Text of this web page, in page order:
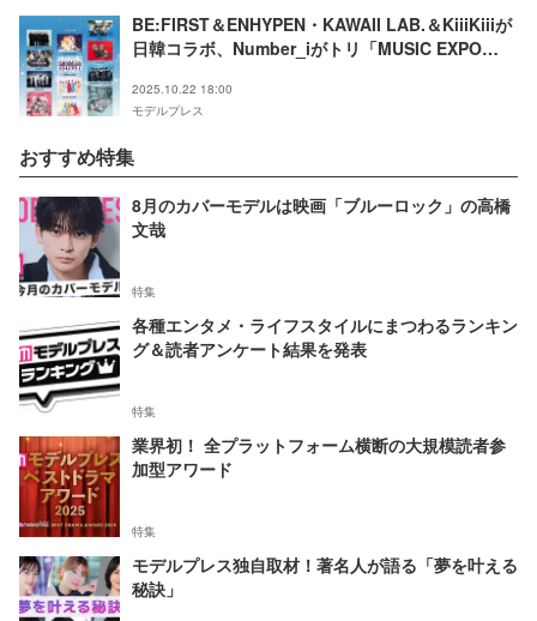
BE:FIRST＆ENHYPEN・KAWAII LAB.＆KiiiKiiiが
日韓コラボ、Number_iがトリ「MUSIC EXPO
【見どころ】
2025.10.22 18:00
モデルプレス
おすすめ特集
8月のカバーモデルは映画「ブルーロック」の高橋
文哉
特集
各種エンタメ・ライフスタイルにまつわるランキン
グ＆読者アンケート結果を発表
特集
業界初！ 全プラットフォーム横断の大規模読者参
加型アワード
特集
モデルプレス独自取材！著名人が語る「夢を叶える
秘訣」